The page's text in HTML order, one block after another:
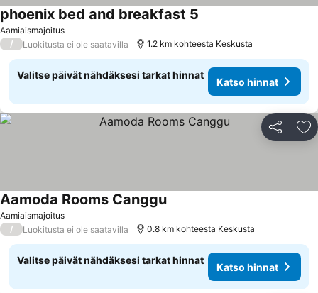
Aamiaismajoitus
phoenix bed and breakfast 5
/ Luokitusta ei ole saatavilla 1.2 km kohteesta Keskusta
Valitse päivät nähdäksesi tarkat hinnat
Katso hinnat
Jaa
Aamiaismajoitus
Aamoda Rooms Canggu
/ Luokitusta ei ole saatavilla 0.8 km kohteesta Keskusta
Valitse päivät nähdäksesi tarkat hinnat
Katso hinnat